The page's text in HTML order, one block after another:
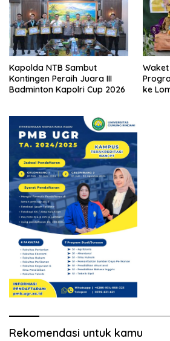
Kapolda NTB Sambut
Kontingen Peraih Juara III
Badminton Kapolri Cup 2026
Waket
ke
Rekomendasi untuk kamu